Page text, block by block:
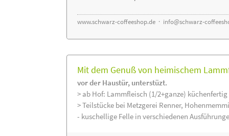
www.schwarz-coffeeshop.de · info@schwarz-
Mit dem Genuß von heimischem
vor der Haustür, unterstüzt.
> ab Hof: Lammfleisch (1/2+ganze)
> Teilstücke bei Metzgerei Renner,
- kuschellige Felle in verschiedenen